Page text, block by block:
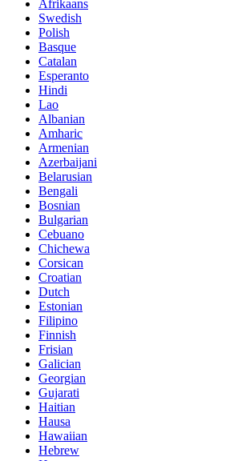
Afrikaans
Swedish
Polish
Basque
Catalan
Esperanto
Hindi
Lao
Albanian
Amharic
Armenian
Azerbaijani
Belarusian
Bengali
Bosnian
Bulgarian
Cebuano
Chichewa
Corsican
Croatian
Dutch
Estonian
Filipino
Finnish
Frisian
Galician
Georgian
Gujarati
Haitian
Hausa
Hawaiian
Hebrew